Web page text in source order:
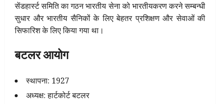
सेंडहार्स्ट समिति का गठन भारतीय सेना को भारतीयकरण करने सम्बन्धी
सुधार और भारतीय सैनिकों के लिए बेहतर प्रशिक्षण और सेवाओं की
सिफारिश के लिए किया गया था।
बटलर आयोग
स्थापना: 1927
अध्यक्ष: हार्टकोर्ट बटलर